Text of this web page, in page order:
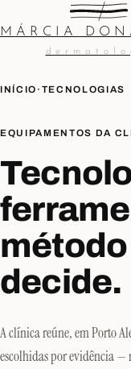
MÁRCIA
INÍCIO · TECNOLOGIAS
EQUIPAMENTOS DA
método
decide.
A clínica reúne, em Porto
escolhidas por evidência —